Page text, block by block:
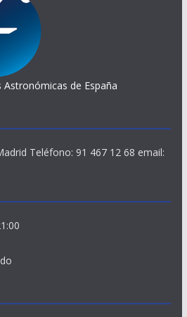
Astronómicas de España
Teléfono: 91 467 12 68 email: